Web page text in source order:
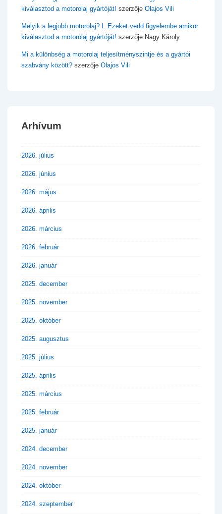
kiválasztod a motorolaj gyártóját! szerzője Olajos Vili
Melyik a legjobb motorolaj? I. Ezeket vedd figyelembe amikor
kiválasztod a motorolaj gyártóját! szerzője Nagy Károly
Mi a különbség a motorolaj teljesítményszintje és a gyártói
szabvány között? szerzője Olajos Vili
Arhívum
2026. július
2026. június
2026. május
2026. április
2026. március
2026. február
2026. január
2025. december
2025. november
2025. október
2025. augusztus
2025. július
2025. április
2025. március
2025. február
2025. január
2024. december
2024. november
2024. október
2024. szeptember